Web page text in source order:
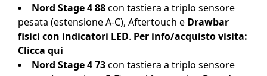
Nord Stage 4 88con tastiera a triplo sensore
pesata (estensione A-C), Aftertouch e Drawbar
fisici con indicatori LED. Per info/acquisto visita:
Clicca qui
Nord Stage 4 73con tastiera a triplo sensore